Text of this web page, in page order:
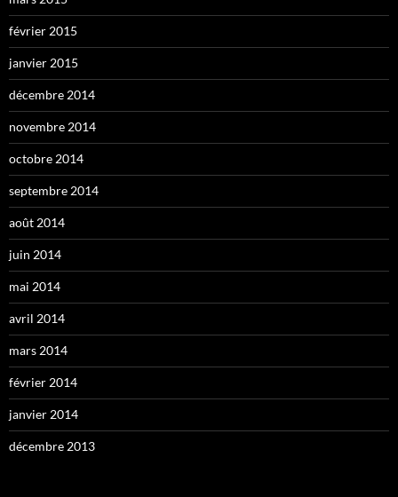
février 2015
janvier 2015
décembre 2014
novembre 2014
octobre 2014
septembre 2014
août 2014
juin 2014
mai 2014
avril 2014
mars 2014
février 2014
janvier 2014
décembre 2013